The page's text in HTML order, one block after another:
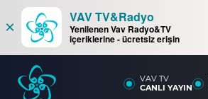
×
VAV TV&Radyo
Yenilenen Vav Radyo&TV
içeriklerine - ücretsiz erişin
VAV TV
CANLI YAYIN